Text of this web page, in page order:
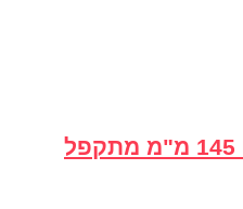
קורקינט מקצועי לילדים 145 מ"מ מתקפל